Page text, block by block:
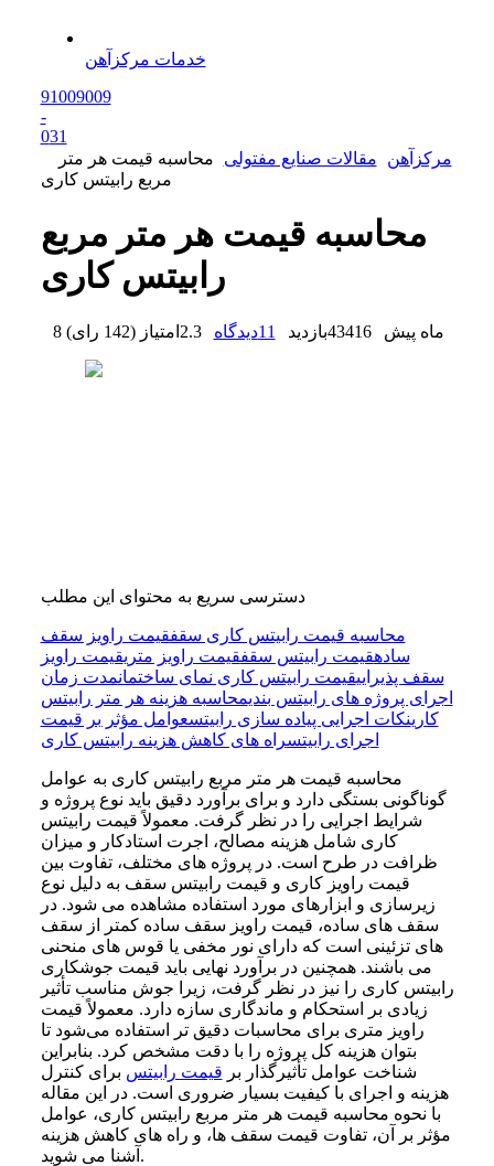
خدمات مرکزآهن
91009009
-
031
مرکزآهن
مقالات صنایع مفتولی
محاسبه قیمت هر متر
مربع رابیتس کاری
محاسبه قیمت هر متر مربع
رابیتس کاری
8 ماه پیش 43416بازدید 11دیدگاه 2.3 امتیاز (142 رای )
دسترسی سریع به محتوای این مطلب
محاسبه قیمت رابیتس کاری سقفقیمت راویز سقف
سادهقیمت رابیتس سقفقیمت راویز متریقیمت راویز
سقف پذیراییقیمت رابیتس کاری نمای ساختمانمدت زمان
اجرای پروژه های رابیتس بندیمحاسبه هزینه هر متر رابیتس
کارینکات اجرایی پیاده سازی رابیتسعوامل مؤثر بر قیمت
اجرای رابیتسراه های کاهش هزینه رابیتس کاری
محاسبه قیمت هر متر مربع رابیتس کاری به عوامل
گوناگونی بستگی دارد و برای برآورد دقیق باید نوع پروژه و
شرایط اجرایی را در نظر گرفت. معمولاً قیمت رابیتس
کاری شامل هزینه مصالح، اجرت استادکار و میزان
ظرافت در طرح است. در پروژه‌ های مختلف، تفاوت بین
قیمت راویز کاری و قیمت رابیتس سقف به دلیل نوع
زیرسازی و ابزارهای مورد استفاده مشاهده می‌ شود. در
سقف‌ های ساده، قیمت راویز سقف ساده کمتر از سقف‌
های تزئینی است که دارای نور مخفی یا قوس‌ های منحنی
می‌ باشند. همچنین در برآورد نهایی باید قیمت جوشکاری
رابیتس کاری را نیز در نظر گرفت، زیرا جوش مناسب تأثیر
زیادی بر استحکام و ماندگاری سازه دارد. معمولاً قیمت
راویز متری برای محاسبات دقیق‌ تر استفاده می‌شود تا
بتوان هزینه کل پروژه را با دقت مشخص کرد. بنابراین
شناخت عوامل تأثیرگذار بر قیمت رابیتس برای کنترل
هزینه و اجرای با کیفیت بسیار ضروری است. در این مقاله
با نحوه محاسبه قیمت هر متر مربع رابیتس کاری، عوامل
مؤثر بر آن، تفاوت قیمت سقف‌ ها، و راه‌ های کاهش هزینه
آشنا می‌ شوید.